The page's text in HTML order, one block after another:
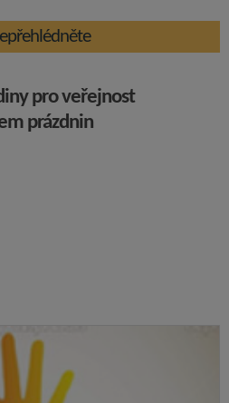
pro veřejnost
prázdnin